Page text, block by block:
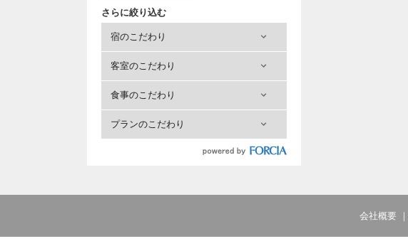
さらに絞り込む
宿のこだわり
客室のこだわり
食事のこだわり
プランのこだわり
会社概要